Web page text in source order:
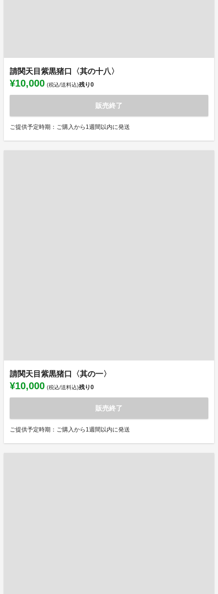
請関天目紫黒猪口〈其の十八〉
¥10,000 (税込/送料込)残り0
販売終了
ご提供予定時期：ご購入から1週間以内に発送
請関天目紫黒猪口〈其の一〉
¥10,000 (税込/送料込)残り0
販売終了
ご提供予定時期：ご購入から1週間以内に発送